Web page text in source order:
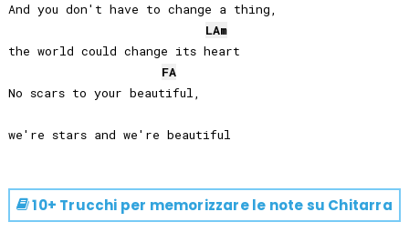
And you don't have to change a thing,
LAm
the world could change its heart
FA
No scars to your beautiful,
10+ Trucchi per memorizzare le note su Chitarra